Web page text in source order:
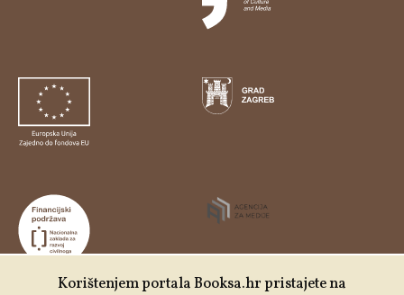
Korištenjem portala Booksa.hr pristajete na